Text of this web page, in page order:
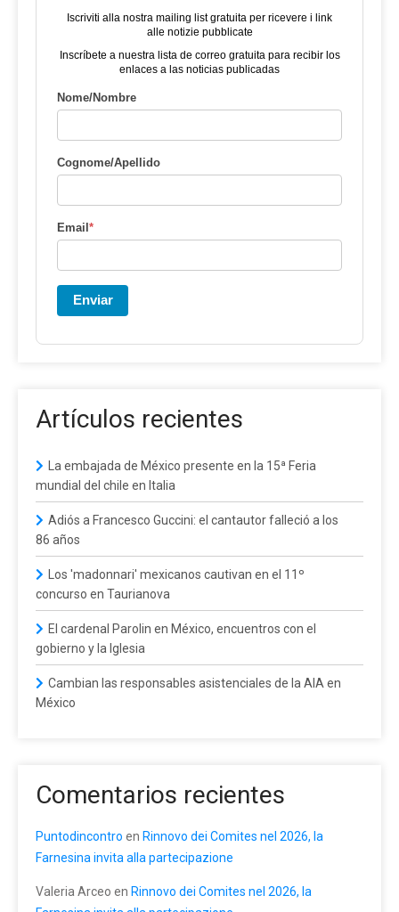
Iscriviti alla nostra mailing list gratuita per ricevere i link
alle notizie pubblicate
Inscríbete a nuestra lista de correo gratuita para recibir los
enlaces a las noticias publicadas
Nome/Nombre
Cognome/Apellido
Email *
Enviar
Artículos recientes
La embajada de México presente en la 15ª Feria
mundial del chile en Italia
Adiós a Francesco Guccini: el cantautor falleció a los
86 años
Los 'madonnari' mexicanos cautivan en el 11º
concurso en Taurianova
El cardenal Parolin en México, encuentros con el
gobierno y la Iglesia
Cambian las responsables asistenciales de la AIA en
México
Comentarios recientes
Puntodincontro en Rinnovo dei Comites nel 2026, la
Farnesina invita alla partecipazione
Valeria Arceo en Rinnovo dei Comites nel 2026, la